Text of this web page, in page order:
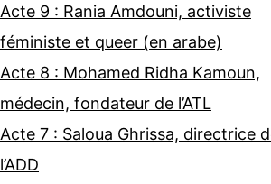
Acte 9 : Rania Amdouni, activiste
féministe et queer (en arabe)
Acte 8 : Mohamed Ridha Kamoun,
médecin, fondateur de l’ATL
Acte 7 : Saloua Ghrissa, directrice
l’ADD